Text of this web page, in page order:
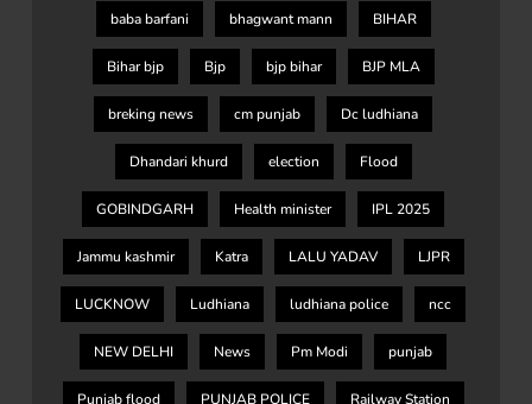
baba barfani bhagwant mann BIHAR
Bihar bjp Bjp bjp bihar BJP MLA
breking news cm punjab Dc ludhiana
Dhandari khurd election Flood
GOBINDGARH Health minister IPL 2025
Jammu kashmir Katra LALU YADAV LJPR
LUCKNOW Ludhiana ludhiana police ncc
NEW DELHI News Pm Modi punjab
Punjab flood PUNJAB POLICE Railway Station